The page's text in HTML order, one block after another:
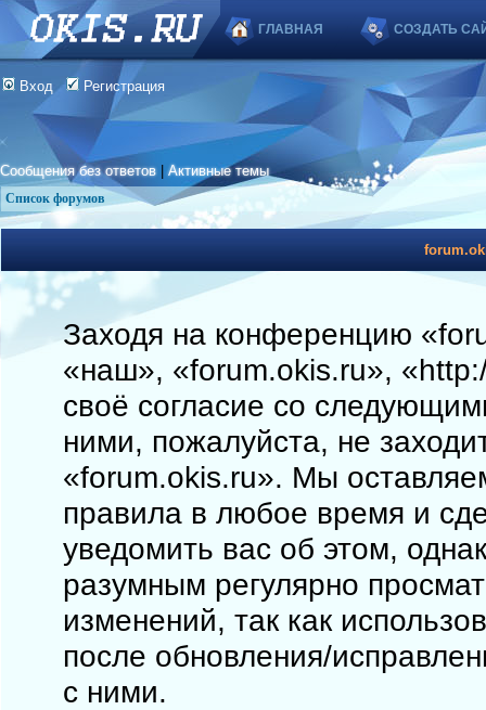
ГЛАВНАЯ СОЗДАТЬ
Вход Регистрация
Сообщения без ответов |Активные темы
Список форумов
Заходя на конференцию
«наш», «forum.okis.ru»,
своё согласие со
ними, пожалуйста, не
«forum.okis.ru». Мы
правила в любое время и
уведомить вас об этом,
разумным регулярно
изменений, так как
после обновления/
с ними.